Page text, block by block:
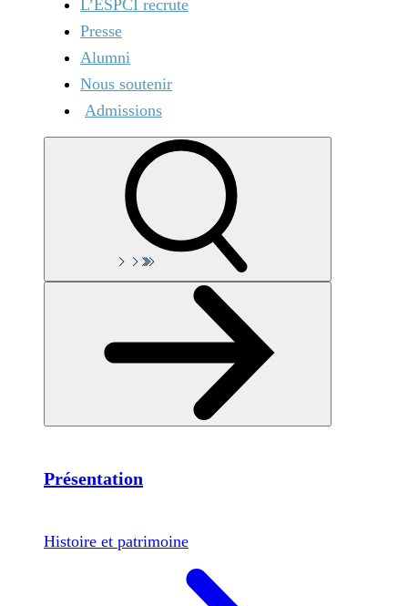
L’ESPCI recrute
Presse
Alumni
Nous soutenir
Admissions
Présentation
Histoire et patrimoine